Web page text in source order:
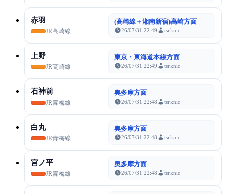
赤羽
JR高崎線
(高崎線＋湘南新宿)高崎方面
26/07/31 22:49 tsrknic
上野
JR高崎線
東京・東海道本線方面
26/07/31 22:49 tsrknic
石神前
JR青梅線
奥多摩方面
26/07/31 22:48 tsrknic
白丸
JR青梅線
奥多摩方面
26/07/31 22:48 tsrknic
宮ノ平
JR青梅線
奥多摩方面
26/07/31 22:48 tsrknic